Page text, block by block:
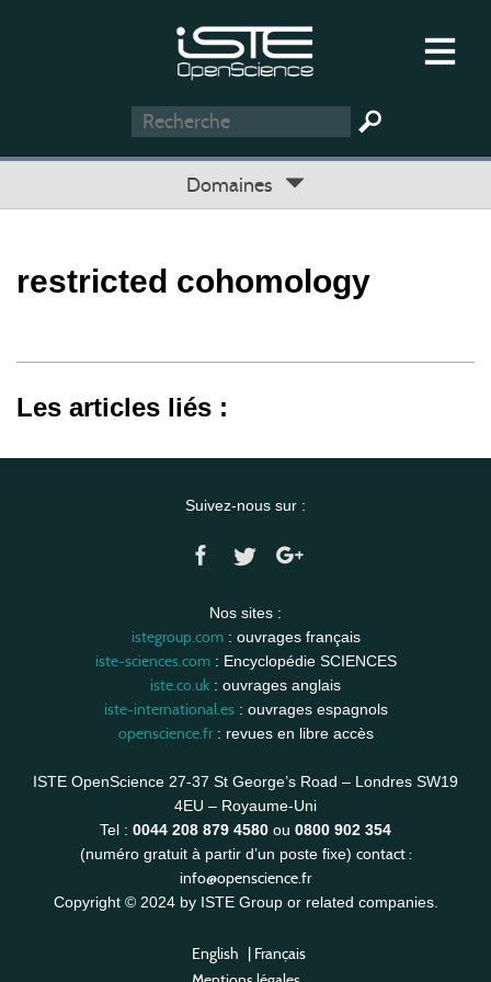
Domaines
restricted cohomology
Les articles liés :
Suivez-nous sur :
Nos sites :
istegroup.com: ouvrages français
iste-sciences.com: Encyclopédie SCIENCES
iste.co.uk : ouvrages anglais
iste-international.es: ouvrages espagnols
openscience.fr: revues en libre accès
ISTE OpenScience 27-37 St George’s Road – Londres SW19
4EU – Royaume-Uni
Tel : 0044 208 879 4580 ou 0800 902 354
(numéro gratuit à partir d’un poste fixe) contact :
info@openscience.fr
Copyright © 2024 by ISTE Group or related companies.
English | Français